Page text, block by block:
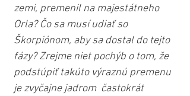
zemi, premenil na majestátneho
Orla? Čo sa musí udiať so
Škorpiónom, aby sa dostal do tejto
fázy? Zrejme niet pochýb o tom, že
podstúpiť takúto výraznú premenu
je zvyčajne jadrom  častokrát